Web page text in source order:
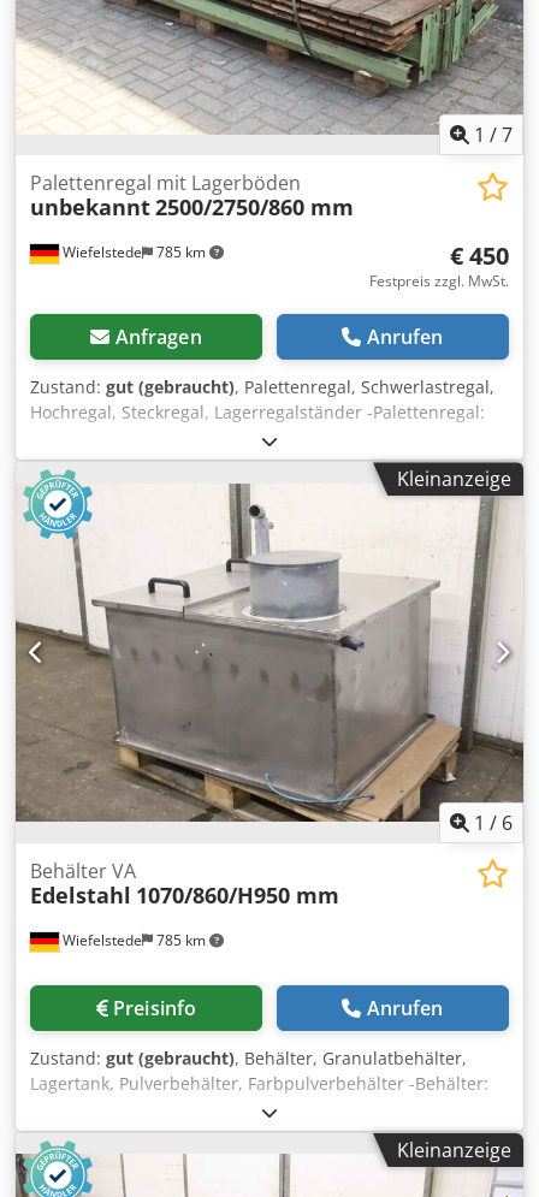
1 /7
Wiefelstede 785 km
Palettenregal mit Lagerböden
unbekannt2500/2750/860 mm
€ 450
Festpreis zzgl. MwSt.
Anfragen Anrufen
Zustand: gut (gebraucht), Palettenregal, Schwerlastregal,
Hochregal, Steckregal, Lagerregalständer -Palettenregal:
Steckregal, Schwerlastregal mit Lagerböden H/B/T
2500/2750/860 mm Dkedpfeud Duvjx Apvor -4 Ebenen:
Fachhöhe: verstellbar -Ständer: 2 Stück
2505/850/100(Fußplatte) mm -Querstreben: 8 Stück
2750/60/300 mm -Regalböden: 4 Stück 2635/860/35 mm -
Preis: komplett -Transportabmessungen: 2670/980/H300
mm -Gewicht ges.: 409 kg
Kleinanzeige
1 / 6
Wiefelstede 785 km
Behälter VA
Edelstahl 1070/860/H950 mm
Preisinfo Anrufen
Zustand: gut (gebraucht), Behälter, Granulatbehälter,
Lagertank, Pulverbehälter, Farbpulverbehälter -Behälter:
Edelstahlbehälter mit Siebeinlage -Fassungsvermögen: ca.
500 Ltr Dkjdpep E H Aijfx Apvsr -Sieb: Ø 10 mm -
Behälterinhalt: Farbpulver -Abmessungen: 1070/860/H950
mm -Gewicht: 201 kg
Kleinanzeige